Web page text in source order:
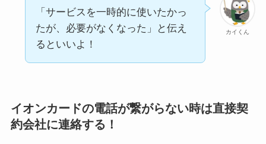
カイくん
「サービスを一時的に使いたかっ
たが、必要がなくなった」と伝え
るといいよ！
イオンカードの電話が繋がらない時は直接契
約会社に連絡する！